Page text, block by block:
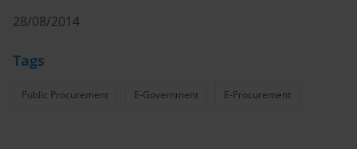
28/08/2014
Tags
Public Procurement E-Government E-Procurement